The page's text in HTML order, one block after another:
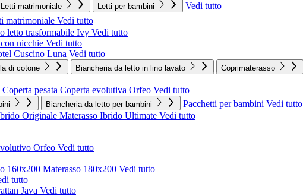
Letti matrimoniale Letti per bambini Vedi tutto
matrimoniale Vedi tutto
letto trasformabile Ivy Vedi tutto
nicchie Vedi tutto
Cuscino Luna Vedi tutto
di cotone Biancheria da letto in lino lavato Coprimaterasso
Coperta pesata Coperta evolutiva Orfeo Vedi tutto
Biancheria da letto per bambini Pacchetti per bambini Vedi tutto
Originale Materasso Ibrido Ultimate Vedi tutto
Orfeo Vedi tutto
160x200 Materasso 180x200 Vedi tutto
tutto
Java Vedi tutto